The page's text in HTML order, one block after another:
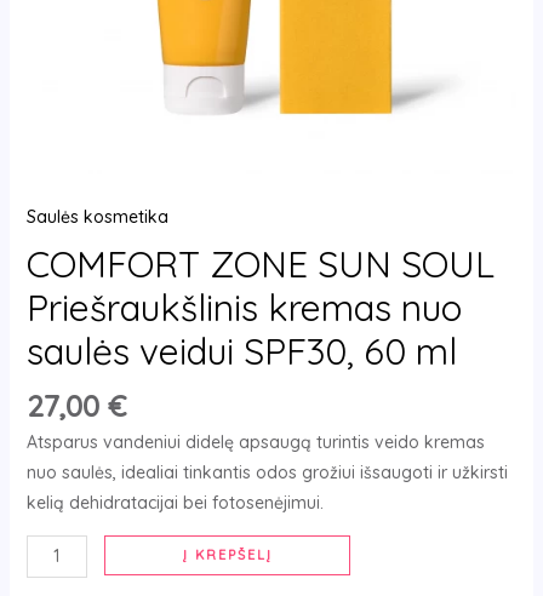
Saulės kosmetika
COMFORT ZONE SUN SOUL
Priešraukšlinis kremas nuo
saulės veidui SPF30, 60 ml
27,00 €
Atsparus vandeniui didelę apsaugą turintis veido kremas
nuo saulės, idealiai tinkantis odos grožiui išsaugoti ir užkirsti
kelią dehidratacijai bei fotosenėjimui.
Į KREPŠELĮ